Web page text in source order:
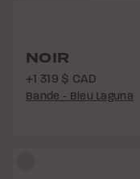
NOIR
+1 319 $ CAD
Bande - Bleu Laguna